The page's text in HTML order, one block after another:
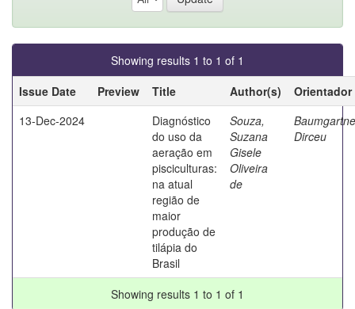
Showing results 1 to 1 of 1
Issue Date
Preview Title Author(s)
Orientador
13-Dec-2024
Diagnóstico
do uso da
aeração em
pisciculturas:
na atual
região de
maior
produção de
tilápia do
Brasil
Souza,
Suzana
Gisele
Oliveira
de
Dirceu
Showing results 1 to 1 of 1